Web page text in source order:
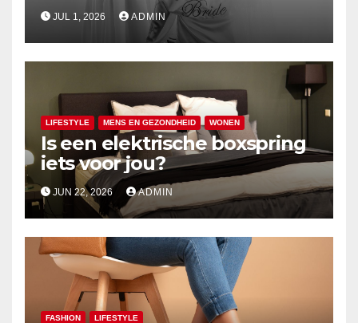
JUL 1, 2026 ADMIN
LIFESTYLE MENS EN GEZONDHEID WONEN
Is een elektrische boxspring
iets voor jou?
JUN 22, 2026 ADMIN
FASHION LIFESTYLE